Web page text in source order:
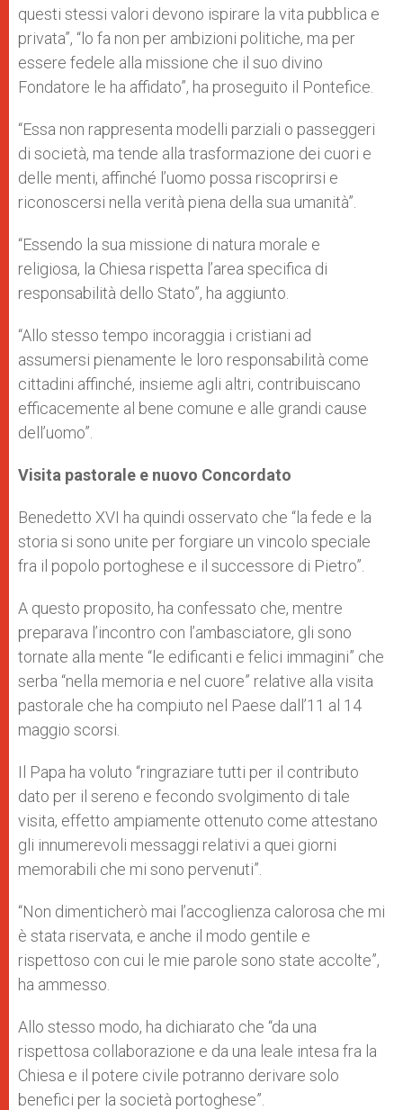
questi stessi valori devono ispirare la vita pubblica e
privata”, “lo fa non per ambizioni politiche, ma per
essere fedele alla missione che il suo divino
Fondatore le ha affidato”, ha proseguito il Pontefice.
“Essa non rappresenta modelli parziali o passeggeri
di società, ma tende alla trasformazione dei cuori e
delle menti, affinché l’uomo possa riscoprirsi e
riconoscersi nella verità piena della sua umanità”.
“Essendo la sua missione di natura morale e
religiosa, la Chiesa rispetta l’area specifica di
responsabilità dello Stato”, ha aggiunto.
“Allo stesso tempo incoraggia i cristiani ad
assumersi pienamente le loro responsabilità come
cittadini affinché, insieme agli altri, contribuiscano
efficacemente al bene comune e alle grandi cause
dell’uomo”.
Visita pastorale e nuovo Concordato
Benedetto XVI ha quindi osservato che “la fede e la
storia si sono unite per forgiare un vincolo speciale
fra il popolo portoghese e il successore di Pietro”.
A questo proposito, ha confessato che, mentre
preparava l’incontro con l’ambasciatore, gli sono
tornate alla mente “le edificanti e felici immagini” che
serba “nella memoria e nel cuore” relative alla visita
pastorale che ha compiuto nel Paese dall’11 al 14
maggio scorsi.
Il Papa ha voluto “ringraziare tutti per il contributo
dato per il sereno e fecondo svolgimento di tale
visita, effetto ampiamente ottenuto come attestano
gli innumerevoli messaggi relativi a quei giorni
memorabili che mi sono pervenuti”.
“Non dimenticherò mai l’accoglienza calorosa che mi
è stata riservata, e anche il modo gentile e
rispettoso con cui le mie parole sono state accolte”,
ha ammesso.
Allo stesso modo, ha dichiarato che “da una
rispettosa collaborazione e da una leale intesa fra la
Chiesa e il potere civile potranno derivare solo
benefici per la società portoghese”.